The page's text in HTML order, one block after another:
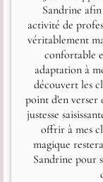
Sandrine
activité de
véritablement
confortable
adaptation à
découvert les
point d'en verser
justesse
offrir à mes
magique
Sandrine pour